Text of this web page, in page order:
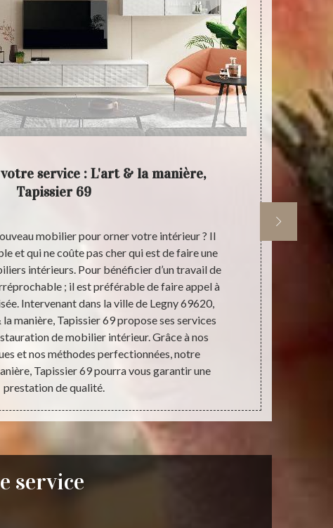
service : L'art & la manière,
Tapissier 69
mobilier pour orner votre intérieur ? Il
et qui ne coûte pas cher qui est de faire une
intérieurs. Pour bénéficier d’un travail de
; il est préférable de faire appel à
Intervenant dans la ville de Legny 69620,
manière, Tapissier 69 propose ses services
de mobilier intérieur. Grâce à nos
et nos méthodes perfectionnées, notre
Tapissier 69 pourra vous garantir une
prestation de qualité.
L'art &
service